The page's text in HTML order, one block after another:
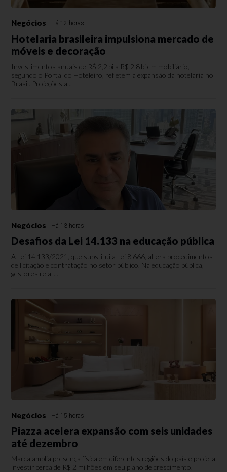
Negócios Há 12 horas
Hotelaria brasileira impulsiona mercado de
móveis e decoração
Investimentos anuais de R$ 2,2 bi a R$ 2,8 bi em mobiliário,
segundo o Portal do Hoteleiro, refletem a expansão da hotelaria no
Brasil. Projeções a...
Negócios Há 13 horas
Desafios da Lei 14.133 na educação pública
A Lei 14.133/2021, que substitui a Lei 8.666, altera procedimentos
de licitação e contratação no setor público. Na educação pública,
gestores relat...
Negócios Há 15 horas
Piazza acelera expansão com seis unidades
até dezembro
Marca amplia presença física em diferentes regiões do país e projeta
investir cerca de R$ 2 milhões em seu plano de crescimento.